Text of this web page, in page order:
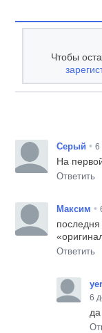
Чтобы
Серый • 6
На
Ответить
Максим •
последня
Ответить
6
да